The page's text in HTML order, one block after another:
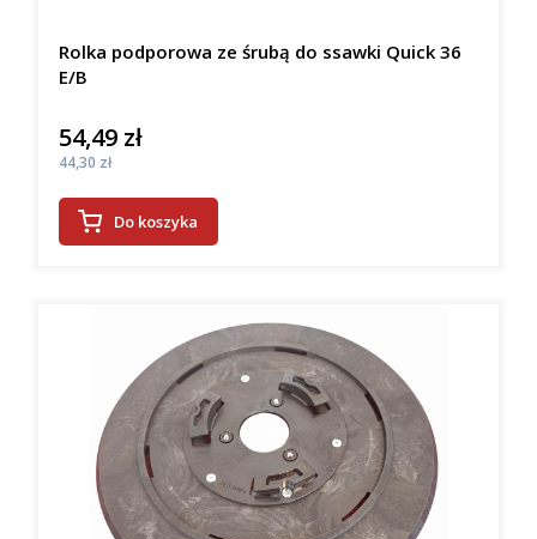
Rolka podporowa ze śrubą do ssawki Quick 36
E/B
Cena
54,49 zł
Cena
44,30 zł
Do koszyka